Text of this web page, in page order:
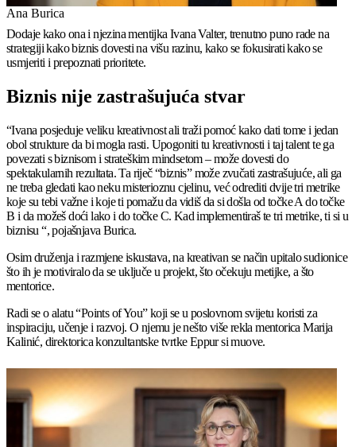
Ana Burica
Dodaje kako ona i njezina mentijka Ivana Valter, trenutno puno rade na
strategiji kako biznis dovesti na višu razinu, kako se fokusirati kako se
usmjeriti i prepoznati prioritete.
Biznis nije zastrašujuća stvar
“Ivana posjeduje veliku kreativnost ali traži pomoć kako dati tome i jedan
obol strukture da bi mogla rasti. Upogoniti tu kreativnosti i taj talent te ga
povezati s biznisom i strateškim mindsetom – može dovesti do
spektakularnih rezultata. Ta riječ “biznis” može zvučati zastrašujuće, ali ga
ne treba gledati kao neku misterioznu cjelinu, već odrediti dvije tri metrike
koje su tebi važne i koje ti pomažu da vidiš da si došla od točke A do točke
B i da možeš doći lako i do točke C. Kad implementiraš te tri metrike, ti si u
biznisu “, pojašnjava Burica.
Osim druženja i razmjene iskustava, na kreativan se način upitalo sudionice
što ih je motiviralo da se uključe u projekt, što očekuju metijke, a što
mentorice.
Radi se o alatu “Points of You” koji se u poslovnom svijetu koristi za
inspiraciju, učenje i razvoj. O njemu je nešto više rekla mentorica Marija
Kalinić, direktorica konzultantske tvrtke Eppur si muove.